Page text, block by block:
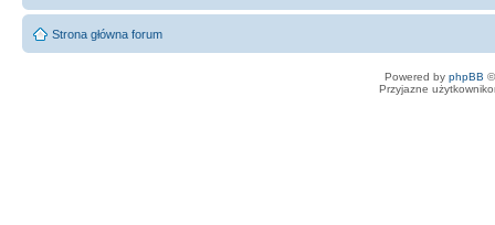
Strona główna forum
Powered by phpBB
Przyjazne